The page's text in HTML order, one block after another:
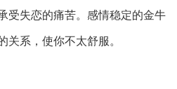
受失恋的痛苦。感情稳定的金牛
关系，使你不太舒服。